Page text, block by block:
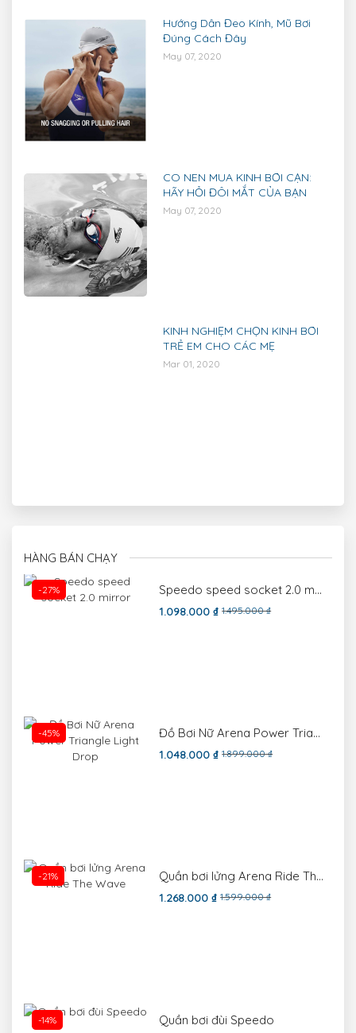
Hướng Dẫn Đeo Kính, Mũ Bơi
Đúng Cách Đây
May 07, 2020
CÓ NÊN MUA KÍNH BƠI CẬN:
HÃY HỎI ĐÔI MẮT CỦA BẠN
May 07, 2020
KINH NGHIỆM CHỌN KÍNH BƠI
TRẺ EM CHO CÁC MẸ
Mar 01, 2020
HÀNG BÁN CHẠY
-27% Speedo speed socket 2.0 mirror
1.098.000 ₫ 1.495.000 ₫
-45% Đồ Bơi Nữ Arena Power Triangle Light Drop
1.048.000 ₫ 1.899.000 ₫
-21% Quần bơi lửng Arena Ride The Wave
1.268.000 ₫ 1.599.000 ₫
-14% Quần bơi đùi Speedo